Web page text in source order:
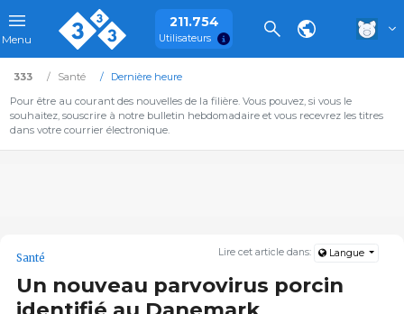
Menu
211.754
Utilisateurs
333 Santé
Dernière heure
Pour être au courant des nouvelles de la filière. Vous pouvez, si vous le
souhaitez, souscrire à notre bulletin hebdomadaire et vous recevrez les titres
dans votre courrier électronique.
Lire cet article dans: Langue
Santé
Un nouveau parvovirus porcin